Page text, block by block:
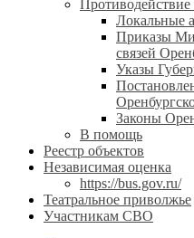
Локальные
Приказы
связей
Указы
Законы
В помощь
Реестр объектов
Независимая оценка
https://bus.gov.ru/
Театральное приволжье
Участникам СВО